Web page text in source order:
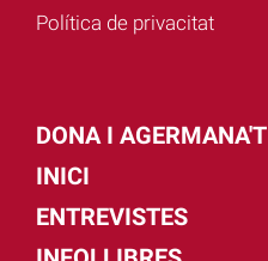
Política de privacitat
DONA I AGERMANA'T
INICI
ENTREVISTES